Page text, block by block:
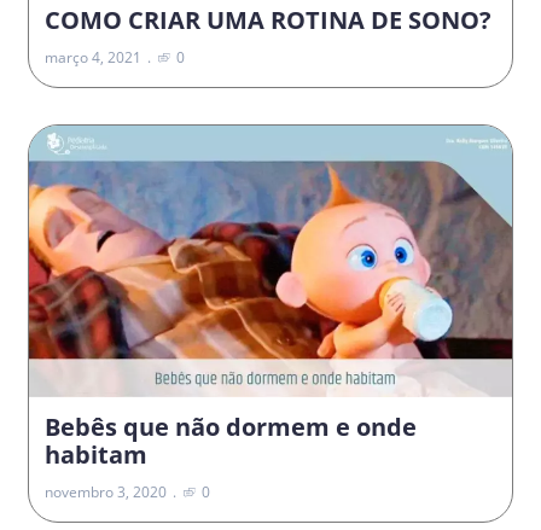
COMO CRIAR UMA ROTINA DE SONO?
março 4, 2021 0
Bebês que não dormem e onde
habitam
novembro 3, 2020 0